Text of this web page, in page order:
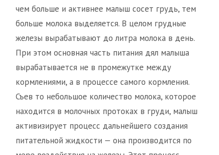
чем больше и активнее малыш сосет грудь, тем
больше молока выделяется. В целом грудные
железы вырабатывают до литра молока в день.
При этом основная часть питания дял малыша
вырабатывается не в промежутке между
кормлениями, а в процессе самого кормления.
Съев то небольшое количество молока, которое
находится в молочных протоках в груди, малыш
активизирует процесс дальнейшего создания
питательной жидкости — она производится по